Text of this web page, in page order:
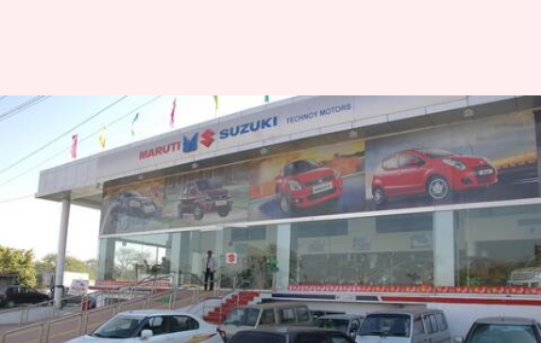
नया साल मारुति सुजुकी के लिए रहा
अच्छा, जनवरी में बिक्री में हुआ 4.3%
का इजाफा
लेखन मोना दीक्षित Feb 01, 2021 12:50 pm
क्या है खबर?